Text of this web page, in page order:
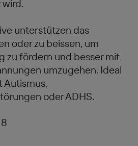
unterstützen das
oder zu beissen, um
zu fördern und besser mit
umzugehen. Ideal
Autismus,
oder ADHS.